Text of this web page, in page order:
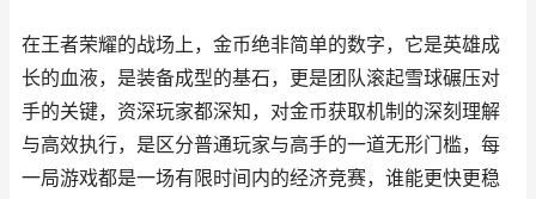
在王者荣耀的战场上，金币绝非简单的数字，它是英雄成
长的血液，是装备成型的基石，更是团队滚起雪球碾压对
手的关键，资深玩家都深知，对金币获取机制的深刻理解
与高效执行，是区分普通玩家与高手的一道无形门槛，每
一局游戏都是一场有限时间内的经济竞赛，谁能更快更稳